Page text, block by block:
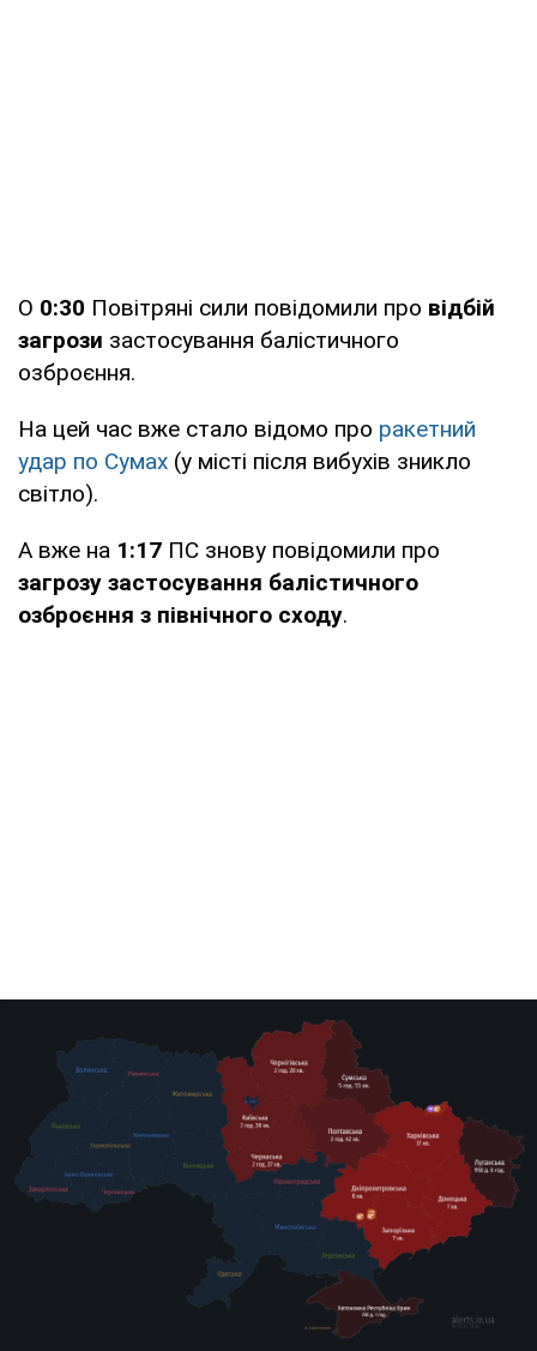
О 0:30 Повітряні сили повідомили про відбій
загрози застосування балістичного
озброєння.
На цей час вже стало відомо про ракетний
удар по Сумах (у місті після вибухів зникло
світло).
А вже на 1:17 ПС знову повідомили про
загрозу застосування балістичного
озброєння з північного сходу.